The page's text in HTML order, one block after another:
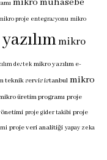
mikro muhasebe
proje entegrasyonu mikro
mikro
destek mikro yazılım e-
teknik servis istanbul mikro
üretim programı proje
proje gider takibi proje
proje veri analitiği yapay zeka